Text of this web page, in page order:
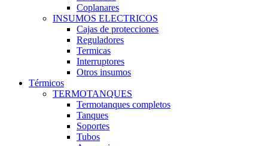
Coplanares
INSUMOS ELECTRICOS
Cajas de protecciones
Reguladores
Termicas
Interruptores
Otros insumos
Térmicos
TERMOTANQUES
Termotanques completos
Tanques
Soportes
Tubos